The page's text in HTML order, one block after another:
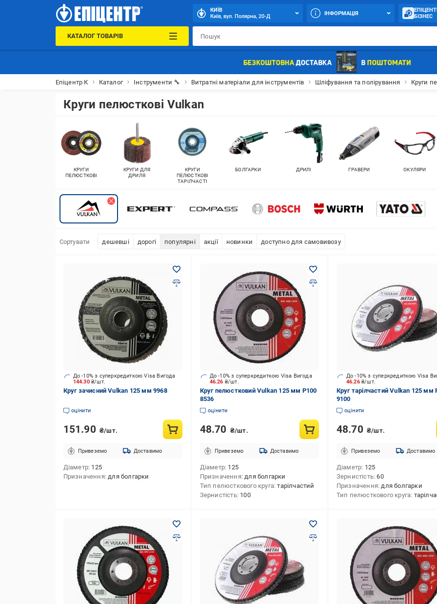
КИЇВ
Київ, вул. Полярна, 20-Д
ІНФОРМАЦІЯ
БІЗНЕС
КАТАЛОГ ТОВАРІВ
Епіцентр К Каталог Інструменти 🔧 Витратні матеріали для інструментів Шліфування та полірування Круги
Круги пелюсткові Vulkan
КРУГИ
ПЕЛЮСТКОВІ
КРУГИ ДЛЯ
ДРИЛЯ
КРУГИ
ПЕЛЮСТКОВІ
ТАРІЛЧАСТІ
БОЛГАРКИ ДРИЛІ ГРАВЕРИ ОКУЛЯРИ
Сортувати дешевші дорогі популярні акції новинки доступно для самовивозу
144.30 ₴/шт.
До -10% з суперкредиткою Visa Вигода
Круг зачисний Vulkan 125 мм 9968
оцінити
151.90 ₴/шт.
Привеземо Доставимо
Діаметр 125
Призначення для болгарки
46.26 ₴/шт.
До -10% з суперкредиткою Visa Вигода
Круг пелюстковий Vulkan 125 мм P100
8536
оцінити
48.70 ₴/шт.
Привеземо Доставимо
Діаметр 125
Призначення для болгарки
Тип пелюсткового круга тарілчастий
Зернистість 100
46.26 ₴/шт.
До -10% з суперкредиткою Visa
Круг тарілчастий Vulkan 125 мм
9100
оцінити
48.70 ₴/шт.
Привеземо Доставимо
Діаметр 125
Зернистість 60
Призначення для болгарки
Тип пелюсткового круга